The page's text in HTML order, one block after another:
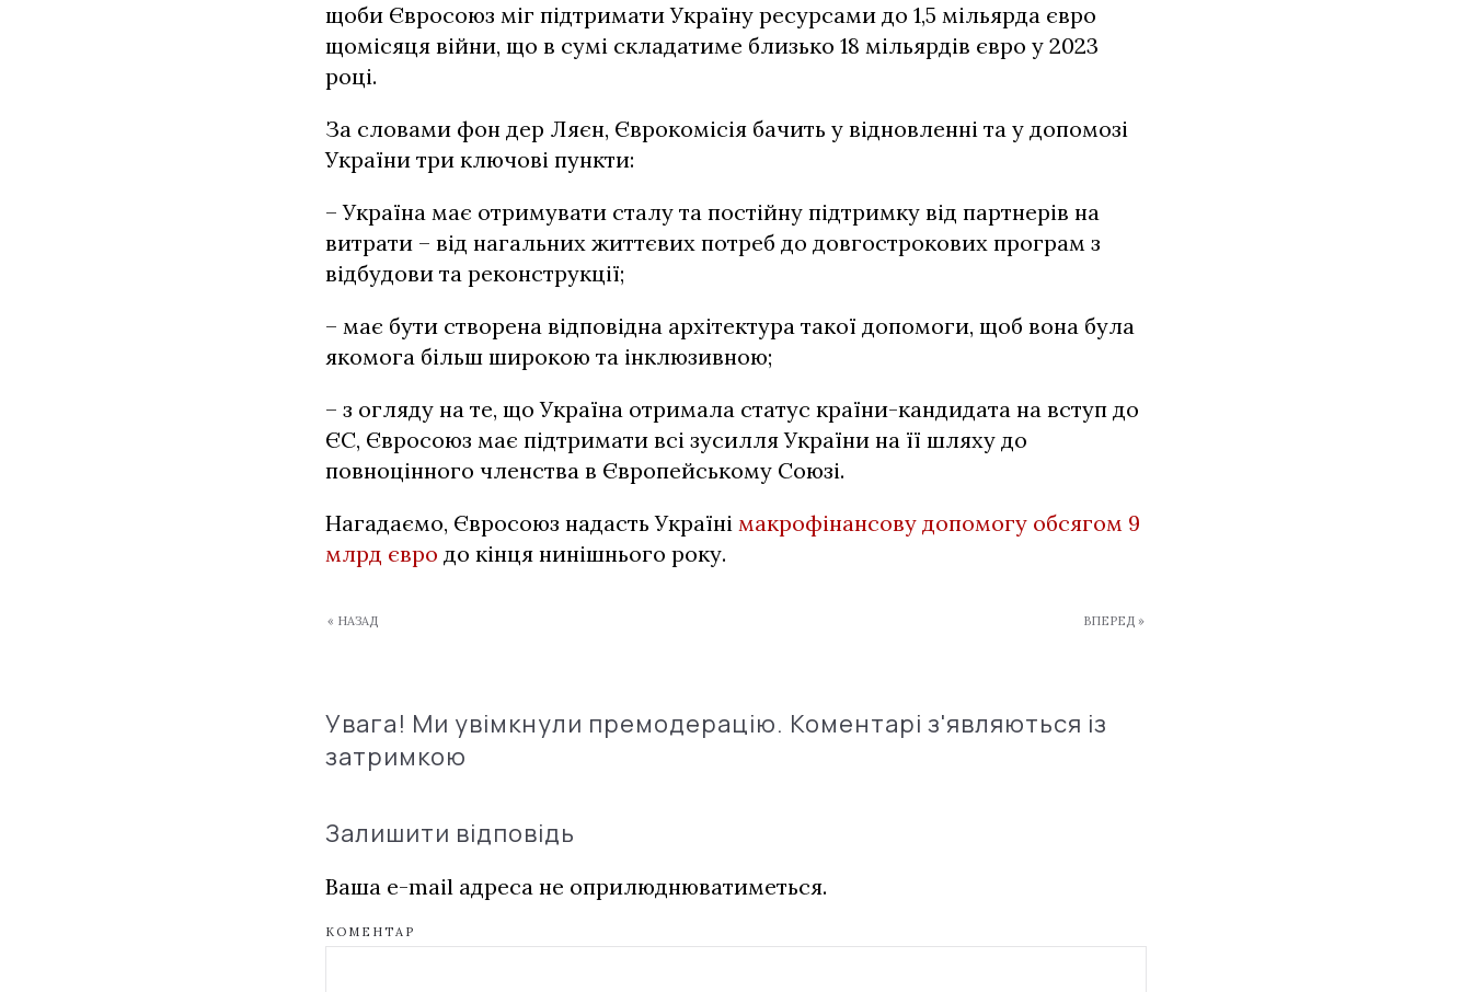
щоби Євросоюз міг підтримати Україну ресурсами до 1,5 мільярда євро
щомісяця війни, що в сумі складатиме близько 18 мільярдів євро у 2023
році.
За словами фон дер Ляєн, Єврокомісія бачить у відновленні та у допомозі
України три ключові пункти:
– Україна має отримувати сталу та постійну підтримку від партнерів на
витрати – від нагальних життєвих потреб до довгострокових програм з
відбудови та реконструкції;
– має бути створена відповідна архітектура такої допомоги, щоб вона була
якомога більш широкою та інклюзивною;
– з огляду на те, що Україна отримала статус країни-кандидата на вступ до
ЄС, Євросоюз має підтримати всі зусилля України на її шляху до
повноцінного членства в Європейському Союзі.
Нагадаємо, Євросоюз надасть Україні макрофінансову допомогу обсягом 9
млрд євро до кінця нинішнього року.
« НАЗАД ВПЕРЕД »
Увага! Ми увімкнули премодерацію. Коментарі з'являються із
затримкою
Залишити відповідь
Ваша e-mail адреса не оприлюднюватиметься.
КОМЕНТАР